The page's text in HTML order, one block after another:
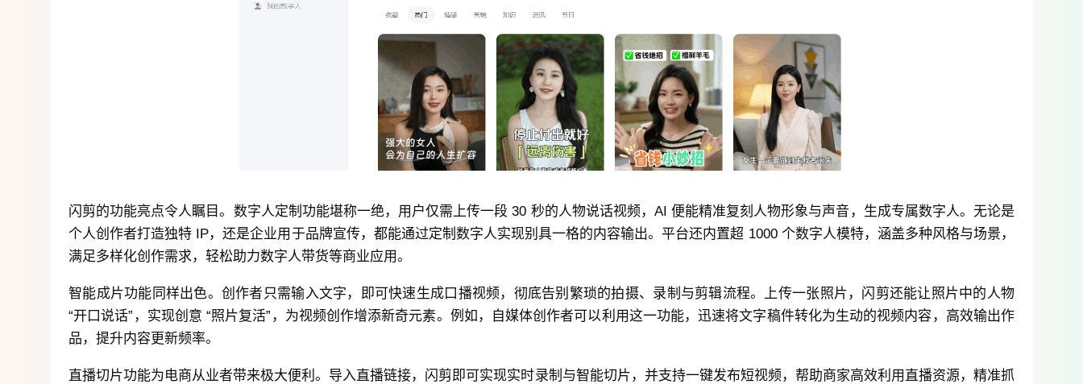
闪剪的功能亮点令人瞩目。数字人定制功能堪称一绝，用户仅需上传一段 30 秒的人物说话视频，AI 便能精准复刻人物形象与声音，生成专属数字人。无论是
个人创作者打造独特 IP，还是企业用于品牌宣传，都能通过定制数字人实现别具一格的内容输出。平台还内置超 1000 个数字人模特，涵盖多种风格与场景，
满足多样化创作需求，轻松助力数字人带货等商业应用。
智能成片功能同样出色。创作者只需输入文字，即可快速生成口播视频，彻底告别繁琐的拍摄、录制与剪辑流程。上传一张照片，闪剪还能让照片中的人物
“开口说话”，实现创意 “照片复活”，为视频创作增添新奇元素。例如，自媒体创作者可以利用这一功能，迅速将文字稿件转化为生动的视频内容，高效输出作
品，提升内容更新频率。
直播切片功能为电商从业者带来极大便利。导入直播链接，闪剪即可实现实时录制与智能切片，并支持一键发布短视频，帮助商家高效利用直播资源，精准抓